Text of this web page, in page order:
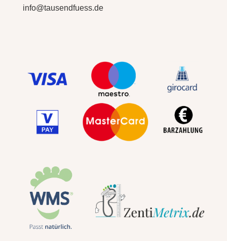
info@tausendfuess.de